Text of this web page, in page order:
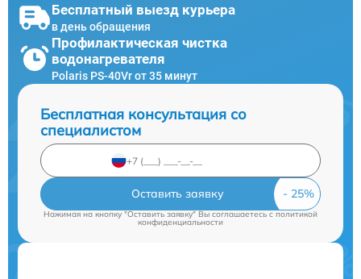
Бесплатный выезд курьера
в день обращения
Профилактическая чистка
водонагревателя
Polaris PS-40Vr от 35 минут
Бесплатная консультация со
специалистом
Оставить заявку
Нажимая на кнопку "Оставить заявку" Вы соглашаетесь cполитикой
конфиденциальности